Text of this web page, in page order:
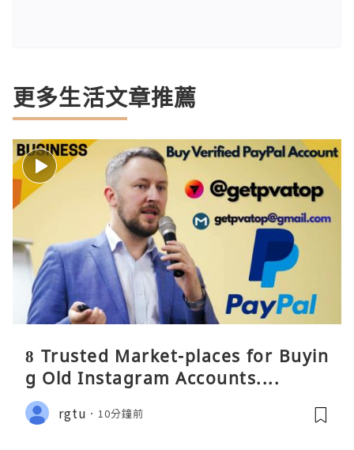
更多生活文章推薦
8 Trusted Market-places for Buyin
g Old Instagram Accounts....
rgtu 10分鐘前